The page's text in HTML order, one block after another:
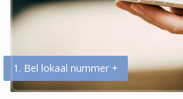
1. Bel lokaal nummer +